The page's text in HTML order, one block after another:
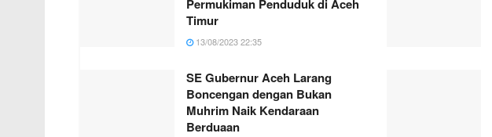
Permukiman Penduduk di Aceh
Timur
13/08/2023 22:35
SE Gubernur Aceh Larang
Boncengan dengan Bukan
Muhrim Naik Kendaraan
Berduaan